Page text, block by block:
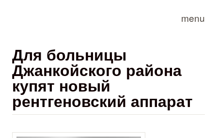
menu
Для больницы
Джанкойского района
купят новый
рентгеновский аппарат